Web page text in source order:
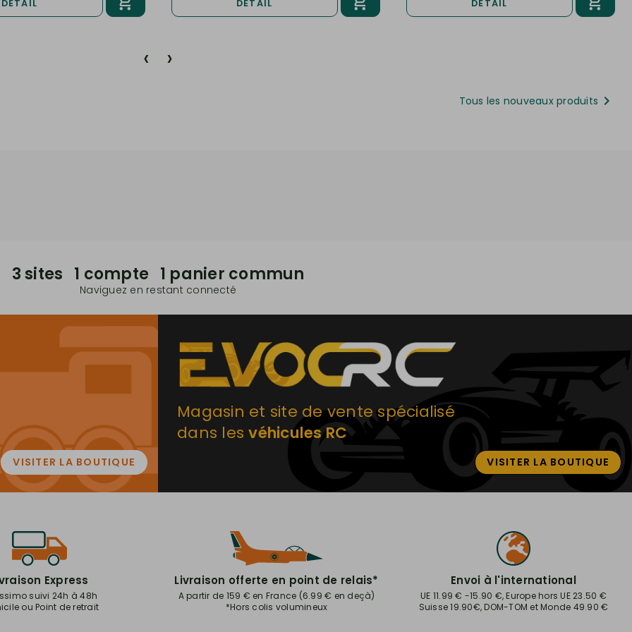
DÉTAIL DÉTAIL DÉTAIL
‹ ›
Tous les nouveaux produits 
3 sites 1 compte 1 panier commun
Naviguez en restant connecté
VISITER LA BOUTIQUE
Magasin et site de vente spécialisé
dans lesvéhicules RC
VISITER LA BOUTIQUE
Express
suivi 24h à 48h
ou Point de retrait
Livraison offerte en point de relais*
A partir de 159 € en France (6.99 € en deçà)
*Hors colis volumineux
Envoi à l'international
UE 11.99 € -15.90 €, Europe hors UE 23.50 €
Suisse 19.90€, DOM-TOM et Monde 49.90 €